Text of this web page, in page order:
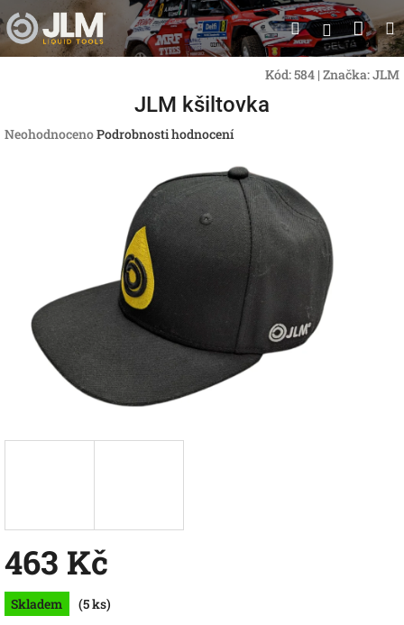
na
obsah
Hledat
Kód:584 | Značka:JLM
JLM kšiltovka
Průměrné
NeohodnocenoPodrobnosti hodnocení
463 Kč
Měrná
cena:
Skladem (5 ks)